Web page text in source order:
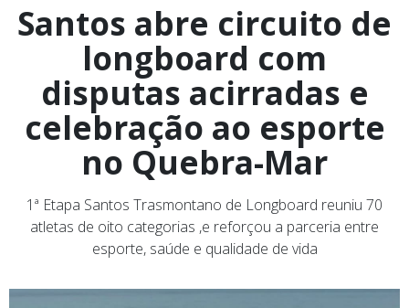
Santos abre circuito de
longboard com
disputas acirradas e
celebração ao esporte
no Quebra-Mar
1ª Etapa Santos Trasmontano de Longboard reuniu 70
atletas de oito categorias ,e reforçou a parceria entre
esporte, saúde e qualidade de vida